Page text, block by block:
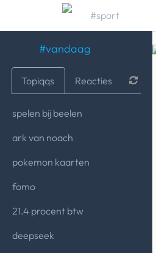
#sport
#vandaag
Topiqqs Reacties
spelen bij beelen
ark van noach
pokemon kaarten
fomo
21.4 procent btw
deepseek